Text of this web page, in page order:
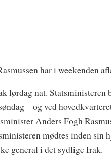
har i weekenden
lørdag nat. Statsministeren
– og ved
Anders Fogh
mødtes inden sin
general i det sydlige Irak.